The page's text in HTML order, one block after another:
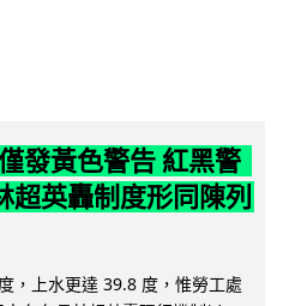
發黃色警告 紅黑警
超英轟制度形同陳列
，上水更達 39.8 度，惟勞工處